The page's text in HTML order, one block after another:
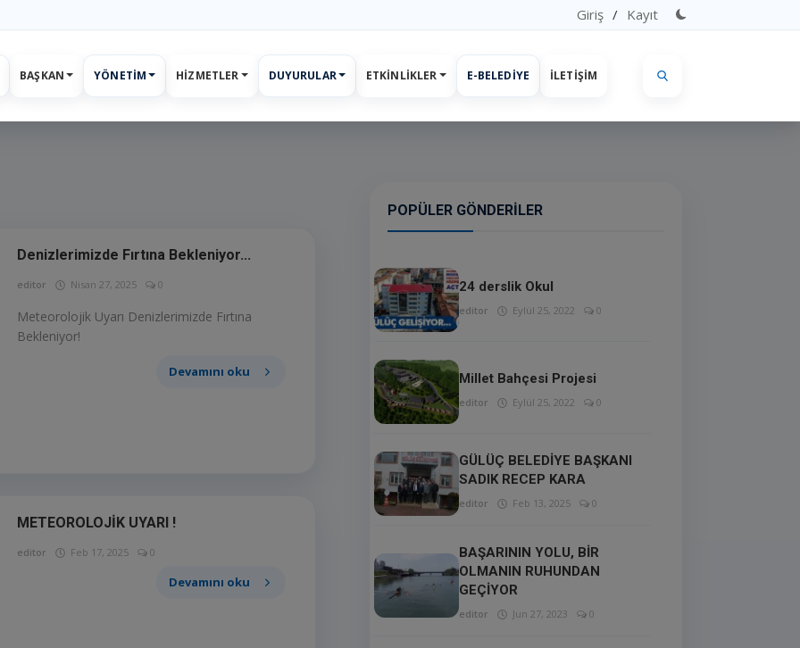
Giriş / Kayıt
BAŞKAN YÖNETIM HIZMETLER DUYURULAR ETKINLIKLER E-BELEDIYE İLETIŞIM
Denizlerimizde Fırtına Bekleniyor...
editor Nisan 27, 2025 0
Meteorolojik Uyarı Denizlerimizde Fırtına
Bekleniyor!
Devamını oku
METEOROLOJİK UYARI !
editor Feb 17, 2025 0
Devamını oku
POPÜLER GÖNDERILER
24 derslik Okul
editor Eylül 25, 2022 0
Millet Bahçesi Projesi
editor Eylül 25, 2022 0
GÜLÜÇ BELEDİYE BAŞKANI
SADIK RECEP KARA
editor Feb 13, 2025 0
BAŞARININ YOLU, BİR
OLMANIN RUHUNDAN
GEÇİYOR
editor Jun 27, 2023 0